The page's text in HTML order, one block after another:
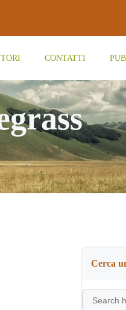
CONTATTI
Cerca
Search
for: